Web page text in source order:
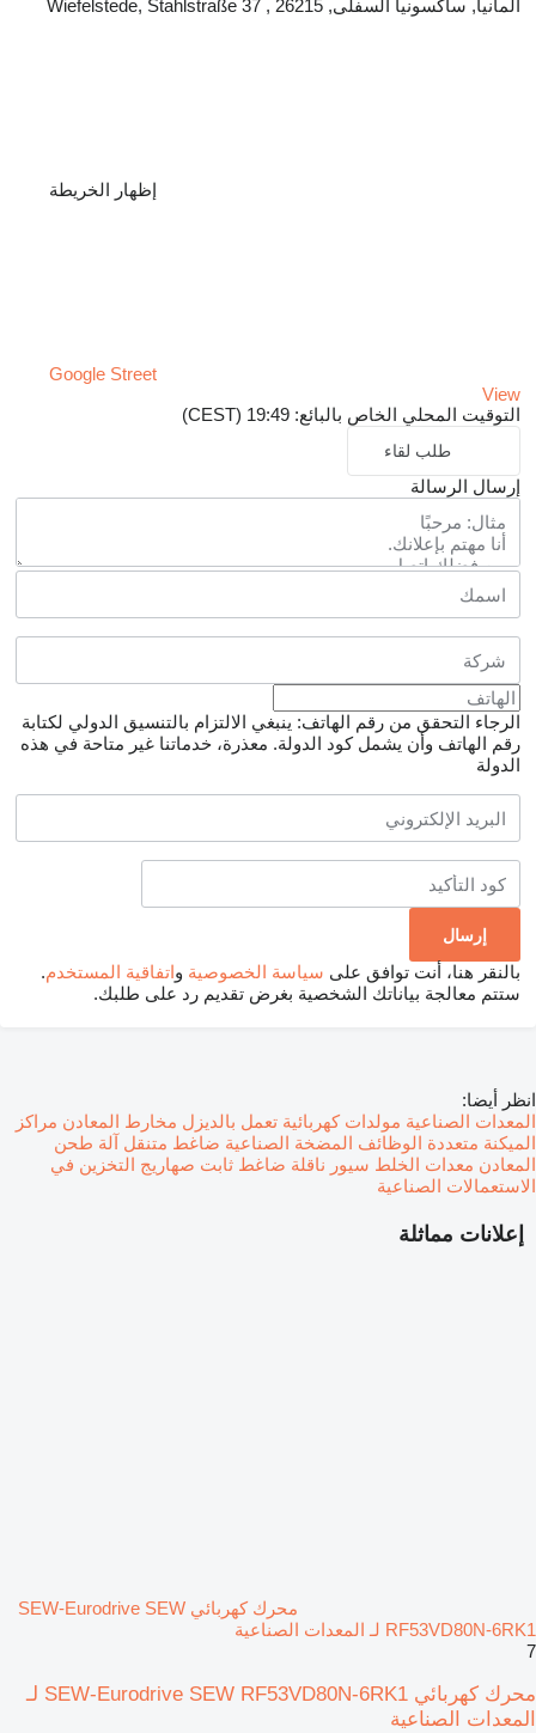
ألمانيا, ساكسونيا السفلى, 26215 , Wiefelstede, Stahlstraße 37
إظهار الخريطة
Google Street
View
التوقيت المحلي الخاص بالبائع: 19:49 (CEST)
طلب لقاء
إرسال الرسالة
الرجاء التحقق من رقم الهاتف: ينبغي الالتزام بالتنسيق الدولي لكتابة
رقم الهاتف وأن يشمل كود الدولة. معذرة، خدماتنا غير متاحة في هذه
الدولة
بالنقر هنا، أنت توافق على سياسة الخصوصية واتفاقية المستخدم.
ستتم معالجة بياناتك الشخصية بغرض تقديم رد على طلبك.
إعلانات مماثلة
محرك كهربائي SEW-Eurodrive SEW
RF53VD80N-6RK1 لـ المعدات الصناعية
7
محرك كهربائي SEW-Eurodrive SEW RF53VD80N-6RK1 لـ
المعدات الصناعية
انظر أيضا:
المعدات الصناعية مولدات كهربائية تعمل بالديزل مخارط المعادن مراكز
الميكنة متعددة الوظائف المضخة الصناعية ضاغط متنقل آلة طحن
المعادن معدات الخلط سيور ناقلة ضاغط ثابت صهاريج التخزين في
الاستعمالات الصناعية